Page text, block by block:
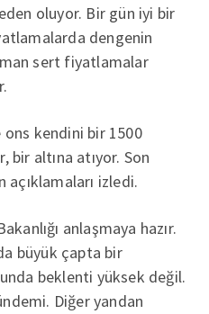
oluyor. Bir gün iyi bir
dengenin
sert fiyatlamalar
kendini bir 1500
bir altına atıyor. Son
açıklamaları izledi.
anlaşmaya hazır.
büyük çapta bir
beklenti yüksek değil.
Diğer yandan